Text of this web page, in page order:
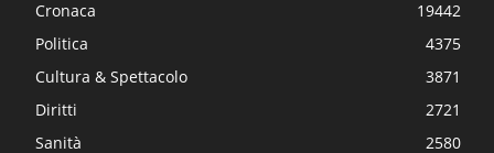
Cronaca
19442
Politica
4375
Cultura & Spettacolo
3871
Diritti
2721
Sanità
2580